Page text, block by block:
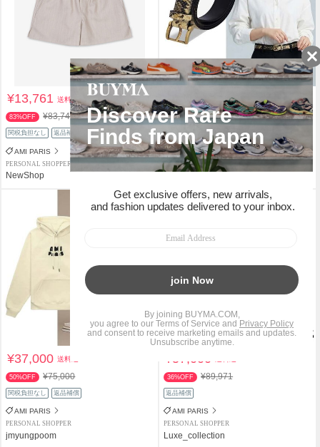
¥13,761送料込
83%OFF ¥83,740
関税負担なし 返品補償
AMI PARIS
PERSONAL SHOPPER
NewShop
¥16,830 送料込
51%OFF ¥35,000
関税負担なし 返品補償
AMI PARIS
PERSONAL SHOPPER
¥37,000送料込
50%OFF ¥75,000
関税負担なし 返品補償
AMI PARIS
PERSONAL SHOPPER
jmyungpoom
¥57,000
36%OFF ¥89,971
返品補償
AMI PARIS
PERSONAL SHOPPER
Luxe_collection